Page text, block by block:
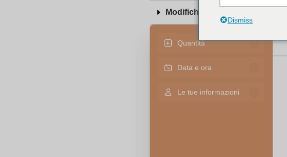
Modifiche E Cancellazioni
Quantità
Data e ora
Le tue informazioni
Dismiss